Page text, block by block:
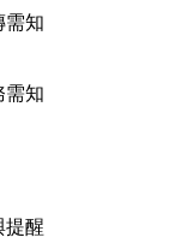
需知
需知
提醒